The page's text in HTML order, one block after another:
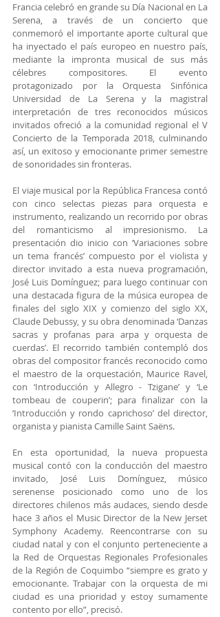
Francia celebró en grande su Día Nacional en La
Serena, a través de un concierto que
conmemoró el importante aporte cultural que
ha inyectado el país europeo en nuestro país,
mediante la impronta musical de sus más
célebres compositores. El evento
protagonizado por la Orquesta Sinfónica
Universidad de La Serena y la magistral
interpretación de tres reconocidos músicos
invitados ofreció a la comunidad regional el V
Concierto de la Temporada 2018, culminando
así, un exitoso y emocionante primer semestre
de sonoridades sin fronteras.
El viaje musical por la República Francesa contó
con cinco selectas piezas para orquesta e
instrumento, realizando un recorrido por obras
del romanticismo al impresionismo. La
presentación dio inicio con ‘Variaciones sobre
un tema francés’ compuesto por el violista y
director invitado a esta nueva programación,
José Luis Domínguez; para luego continuar con
una destacada figura de la música europea de
finales del siglo XIX y comienzo del siglo XX,
Claude Debussy, y su obra denominada ‘Danzas
sacras y profanas para arpa y orquesta de
cuerdas’. El recorrido también contempló dos
obras del compositor francés reconocido como
el maestro de la orquestación, Maurice Ravel,
con ‘Introducción y Allegro - Tzigane’ y ‘Le
tombeau de couperin’; para finalizar con la
‘Introducción y rondo caprichoso’ del director,
organista y pianista Camille Saint Saëns.
En esta oportunidad, la nueva propuesta
musical contó con la conducción del maestro
invitado, José Luis Domínguez, músico
serenense posicionado como uno de los
directores chilenos más audaces, siendo desde
hace 3 años el Music Director de la New Jerset
Symphony Academy. Reencontrarse con su
ciudad natal y con el conjunto perteneciente a
la Red de Orquestas Regionales Profesionales
de la Región de Coquimbo “siempre es grato y
emocionante. Trabajar con la orquesta de mi
ciudad es una prioridad y estoy sumamente
contento por ello”, precisó.